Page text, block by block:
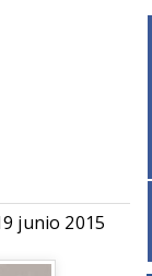
junio 2015